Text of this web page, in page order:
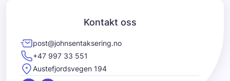
Kontakt oss
post@johnsentaksering.no
+47 997 33 551
Austefjordsvegen 194